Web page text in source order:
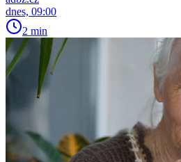
dnes, 09:00
2 min